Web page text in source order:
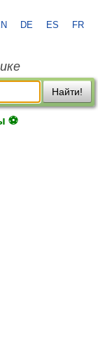
DE ES FR
Найти!
⚽